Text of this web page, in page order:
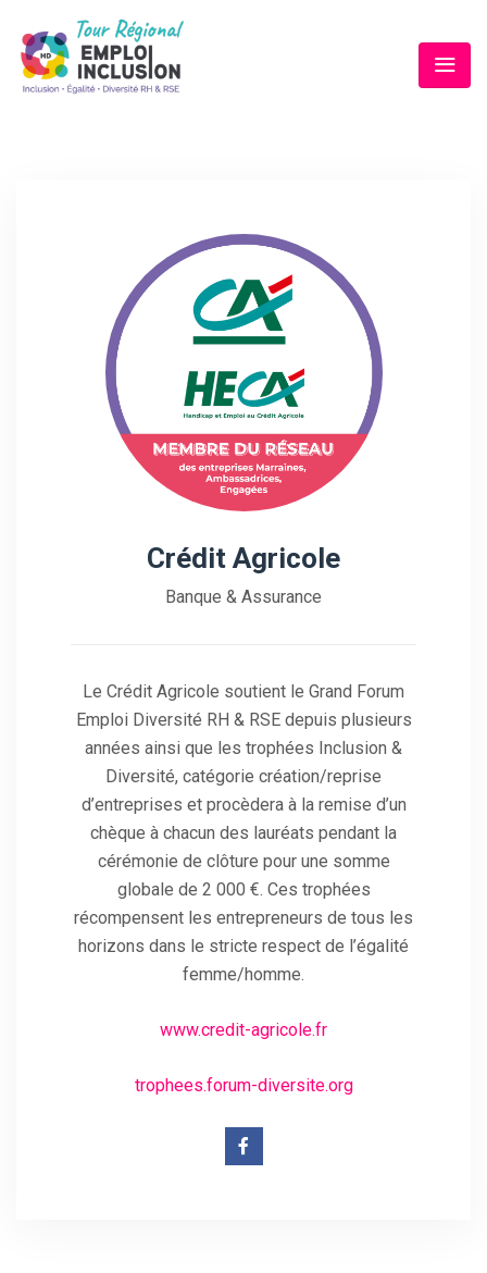
Crédit Agricole
Banque & Assurance
Le Crédit Agricole soutient le Grand Forum
Emploi Diversité RH & RSE depuis plusieurs
années ainsi que les trophées Inclusion &
Diversité, catégorie création/reprise
d’entreprises et procèdera à la remise d’un
chèque à chacun des lauréats pendant la
cérémonie de clôture pour une somme
globale de 2 000 €. Ces trophées
récompensent les entrepreneurs de tous les
horizons dans le stricte respect de l’égalité
femme/homme.
www.credit-agricole.fr
trophees.forum-diversite.org